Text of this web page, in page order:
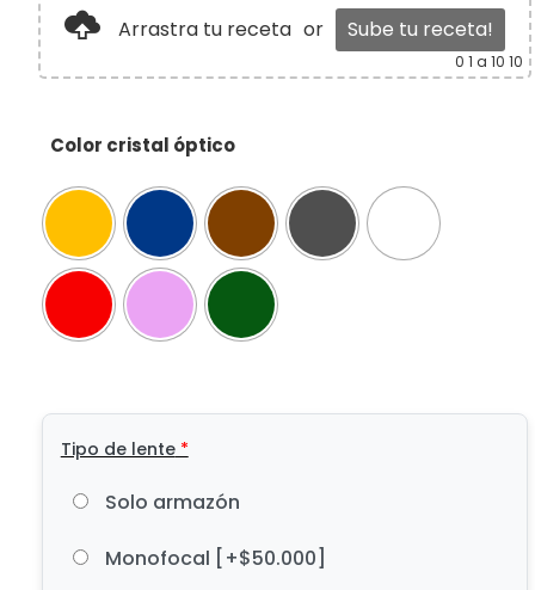
Arrastra tu receta or Sube tu receta!
0 1 a 10 10
Color cristal óptico
Tipo de lente*
Solo armazón
Monofocal [+$50.000]